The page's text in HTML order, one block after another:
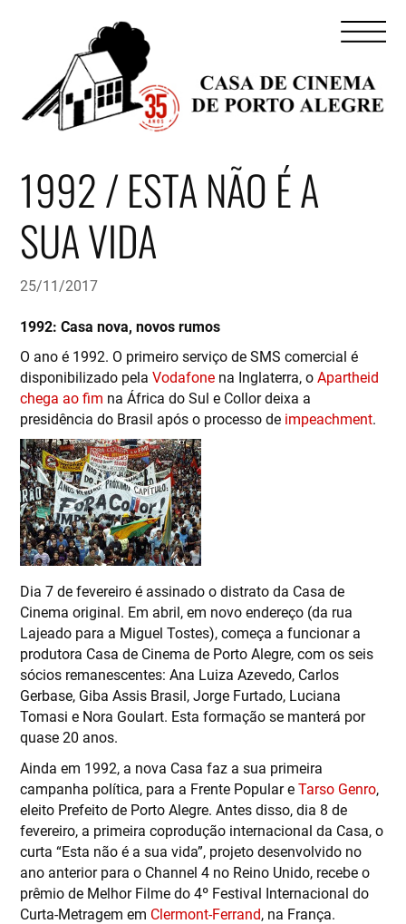
1992 / ESTA NÃO É A
SUA VIDA
25/11/2017
1992: Casa nova, novos rumos
O ano é 1992. O primeiro serviço de SMS comercial é
disponibilizado pela Vodafonena Inglaterra, oApartheid
chega ao fim na África do Sul e Collor deixa a
presidência do Brasil após o processo de impeachment.
Dia 7 de fevereiro é assinado o distrato da Casa de
Cinema original. Em abril, em novo endereço (da rua
Lajeado para a Miguel Tostes), começa a funcionar a
produtora Casa de Cinema de Porto Alegre, com os seis
sócios remanescentes: Ana Luiza Azevedo, Carlos
Gerbase, Giba Assis Brasil, Jorge Furtado, Luciana
Tomasi e Nora Goulart. Esta formação se manterá por
quase 20 anos.
Ainda em 1992, a nova Casa faz a sua primeira
campanha política, para a Frente Popular eTarso Genro,
eleito Prefeito de Porto Alegre. Antes disso, dia 8 de
fevereiro, a primeira coprodução internacional da Casa, o
curta “Esta não é a sua vida”, projeto desenvolvido no
ano anterior para o Channel 4 no Reino Unido, recebe o
prêmio de Melhor Filme do 4º Festival Internacional do
Curta-Metragem em Clermont-Ferrand, na França.